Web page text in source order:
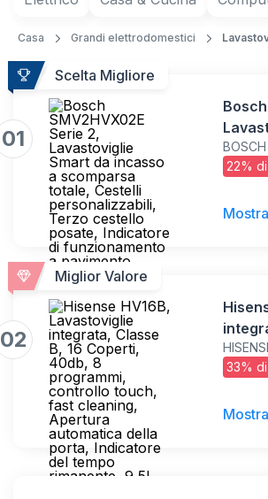
Casa Grandi elettrodomestici
Scelta Migliore
01
BOSCH
22%
Miglior Valore
02
33%
40db,
del